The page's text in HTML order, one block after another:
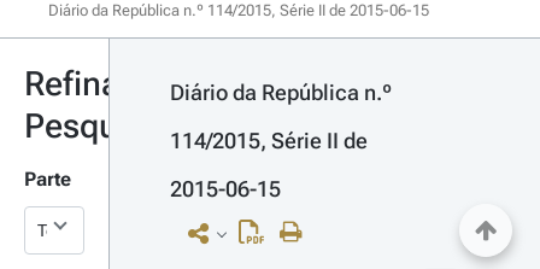
Diário da República n.º 114/2015, Série II de 2015-06-15
Refinar
Pesquisa
Parte
Diário da República n.º
114/2015, Série II de
2015-06-15